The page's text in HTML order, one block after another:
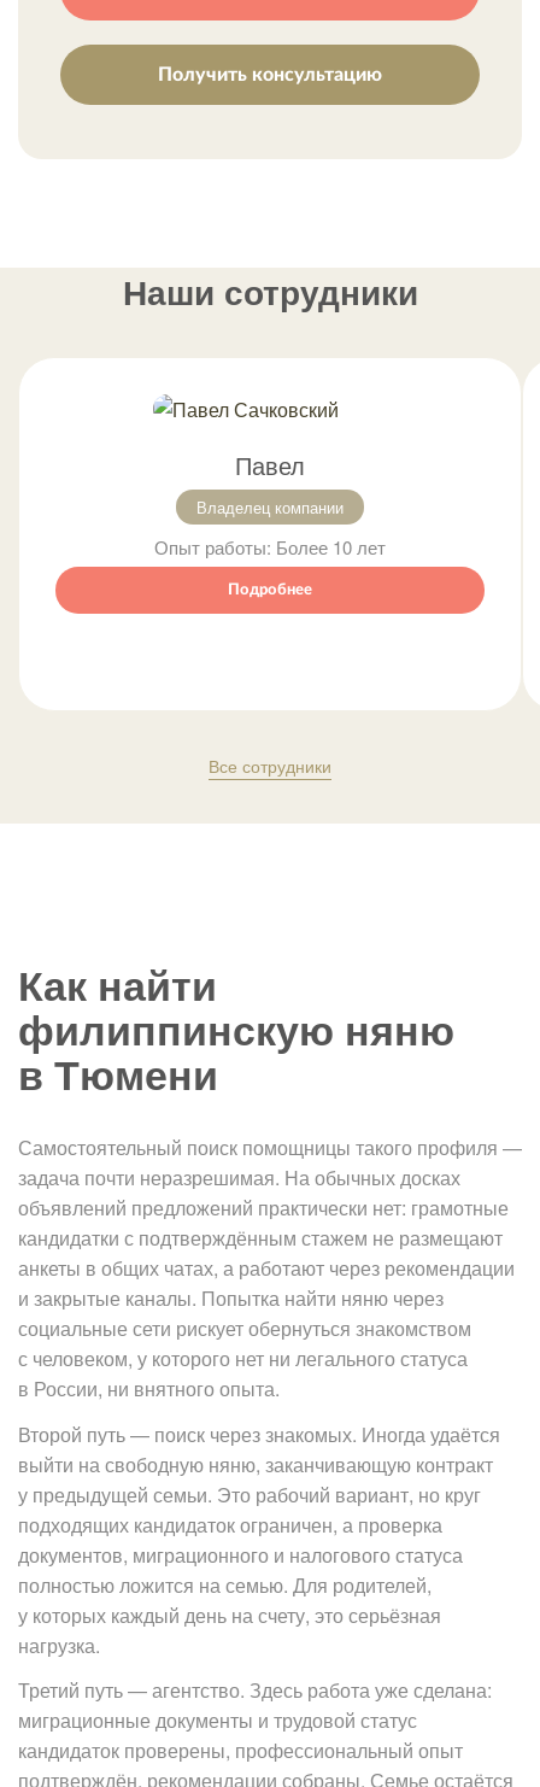
Получить консультацию
Наши сотрудники
Павел
Владелец компании
Опыт работы: Более 10 лет
Подробнее
Все сотрудники
Как найти
филиппинскую няню
в Тюмени
Самостоятельный поиск помощницы такого профиля —
задача почти неразрешимая. На обычных досках
объявлений предложений практически нет: грамотные
кандидатки с подтверждённым стажем не размещают
анкеты в общих чатах, а работают через рекомендации
и закрытые каналы. Попытка найти няню через
социальные сети рискует обернуться знакомством
с человеком, у которого нет ни легального статуса
в России, ни внятного опыта.
Второй путь — поиск через знакомых. Иногда удаётся
выйти на свободную няню, заканчивающую контракт
у предыдущей семьи. Это рабочий вариант, но круг
подходящих кандидаток ограничен, а проверка
документов, миграционного и налогового статуса
полностью ложится на семью. Для родителей,
у которых каждый день на счету, это серьёзная
нагрузка.
Третий путь — агентство. Здесь работа уже сделана:
миграционные документы и трудовой статус
кандидаток проверены, профессиональный опыт
подтверждён, рекомендации собраны. Семье остаётся